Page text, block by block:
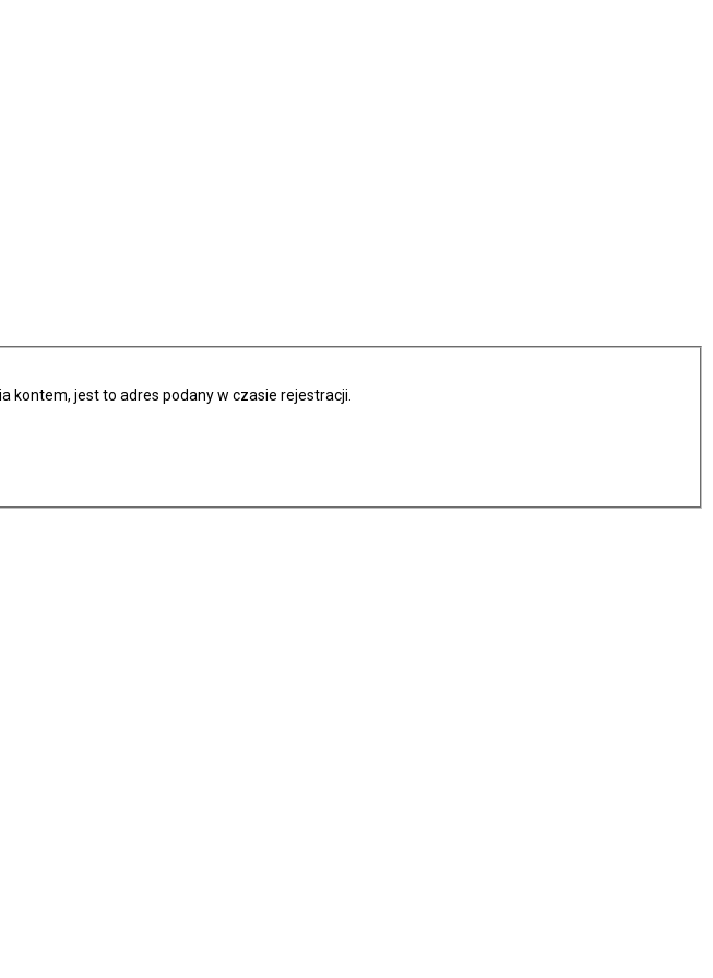
kontem, jest to adres podany w czasie rejestracji.